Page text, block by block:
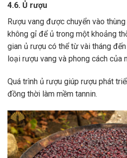
4.6. Ủ rượu
Rượu vang được chuyển vào
không gỉ để ủ trong một khoảng
gian ủ rượu có thể từ vài tháng
loại rượu vang và phong cách của
Quá trình ủ rượu giúp rượu phát
đồng thời làm mềm tannin.